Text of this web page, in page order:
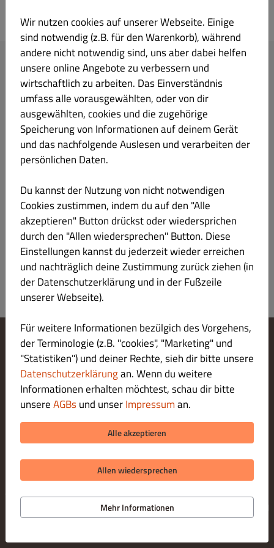
Kalimera am See
Ihre Bestellung
Lege Gerichte und Getränke in deinen Warenkorb.
Weiter zur Kasse
Ihre IP-Adresse (216.73.217.36) wurde zur Betrugsprävention gespeichert.
Cookie-Einstellungen ändern
Kontaktiere uns
Datenschutzerklärung
Allgemeine Geschäftsbedingungen
Impressum
ZAHLUNGSARTEN BEI ABHOLUNG
© 2026 Kalimera am See
Online Bestellsystem für Gastronomie bereitgestellt von
Wir nutzen cookies auf unserer Webseite. Einige
sind notwendig (z.B. für den Warenkorb), während
andere nicht notwendig sind, uns aber dabei helfen
unsere online Angebote zu verbessern und
wirtschaftlich zu arbeiten. Das Einverständnis
umfass alle vorausgewählten, oder von dir
ausgewählten, cookies und die zugehörige
Speicherung von Informationen auf deinem Gerät
und das nachfolgende Auslesen und verarbeiten der
persönlichen Daten.
Du kannst der Nutzung von nicht notwendigen
Cookies zustimmen, indem du auf den "Alle
akzeptieren" Button drückst oder wiedersprichen
durch den "Allen wiedersprechen" Button. Diese
Einstellungen kannst du jederzeit wieder erreichen
und nachträglich deine Zustimmung zurück ziehen (in
der Datenschutzerklärung und in der Fußzeile
unserer Webseite).
Für weitere Informationen bezülgich des Vorgehens,
der Terminologie (z.B. "cookies", "Marketing" und
"Statistiken") und deiner Rechte, sieh dir bitte unsere
Datenschutzerklärungan. Wenn du weitere
Informationen erhalten möchtest, schau dir bitte
unsereAGBsund unserImpressuman.
Alle akzeptieren
Allen wiedersprechen
Mehr Informationen